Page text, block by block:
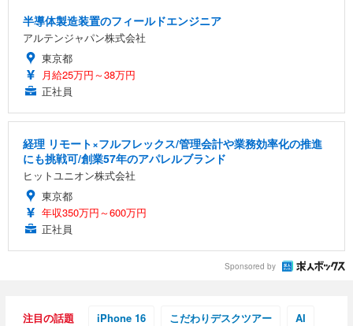
半導体製造装置のフィールドエンジニア
アルテンジャパン株式会社
東京都
月給25万円～38万円
正社員
経理 リモート×フルフレックス/管理会計や業務効率化の推進
にも挑戦可/創業57年のアパレルブランド
ヒットユニオン株式会社
東京都
年収350万円～600万円
正社員
Sponsored by
注目の話題 iPhone 16 こだわりデスクツアー AI